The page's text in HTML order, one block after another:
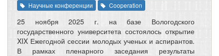
Научные конференции
Cooperation
25 ноября 2025 г. на базе Вологодского
государственного университета состоялось открытие
XIX Ежегодной сессии молодых ученых и аспирантов.
В рамках пленарного заседания результаты